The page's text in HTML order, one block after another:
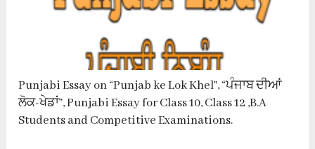
Punjabi Essay on “Punjab ke Lok Khel”, “ਪੰਜਾਬ ਦੀਆਂ
ਲੋਕ-ਖੇਡਾਂ”, Punjabi Essay for Class 10, Class 12 ,B.A
Students and Competitive Examinations.